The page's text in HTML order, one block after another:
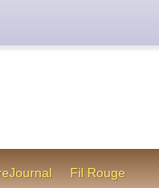
Fil Rouge
cas de difficultés,